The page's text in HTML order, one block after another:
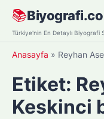
Skip
content
📚Biyografi.co
Türkiye'nin En Detaylı Biyografi
Anasayfa » Reyhan
Etiket:
Keskinci